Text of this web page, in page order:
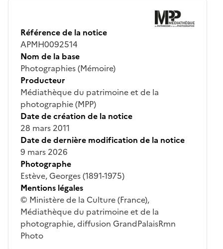
Référence de la notice
APMH0092514
Nom de la base
Photographies (Mémoire)
Producteur
Médiathèque du patrimoine et de la
photographie (MPP)
Date de création de la notice
28 mars 2011
Date de dernière modification de la notice
9 mars 2026
Photographe
Estève, Georges (1891-1975)
Mentions légales
© Ministère de la Culture (France),
Médiathèque du patrimoine et de la
photographie, diffusion GrandPalaisRmn
Photo